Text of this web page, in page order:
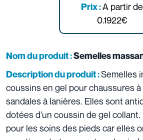
Prix :A partir de
0.1922€
Nom du produit :Semelles
Description du produit :Semelles
coussins en gel pour chaussures
sandales à lanières. Elles sont
dotées d’un coussin de gel
pour les soins des pieds car elles